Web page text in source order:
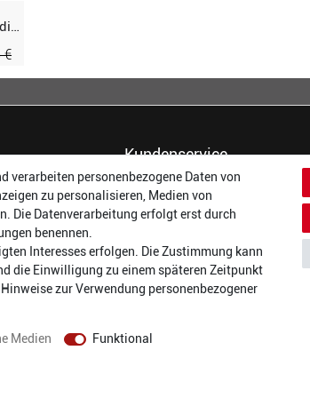
€
- 17:00 Uhr
- 17:00 Uhr
- 17:00 Uhr
- 17:00 Uhr
- 19:00 Uhr
- 17:00 Uhr
Kundenservice
Dein Konto
Häufigste Fragen (FAQ)
Größentabellen
Kundenmeinungen
Batterieverordnung
Versand und Zahlarten
verarbeiten personenbezogene Daten von
zu personalisieren, Medien von
Die Datenverarbeitung erfolgt erst durch
benennen.
Interesses erfolgen. Die Zustimmung kann
die Einwilligung zu einem späteren Zeitpunkt
zur Verwendung personenbezogener
Medien
Funktional